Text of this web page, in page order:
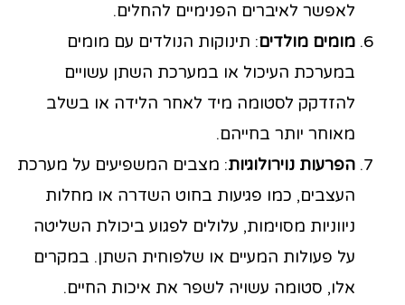
לאפשר לאיברים הפנימיים להחלים.
מומים מולדים: תינוקות הנולדים עם מומים
במערכת העיכול או במערכת השתן עשויים
להזדקק לסטומה מיד לאחר הלידה או בשלב
מאוחר יותר בחייהם.
הפרעות נוירולוגיות: מצבים המשפיעים על מערכת
העצבים, כמו פגיעות בחוט השדרה או מחלות
ניווניות מסוימות, עלולים לפגוע ביכולת השליטה
על פעולות המעיים או שלפוחית השתן. במקרים
אלו, סטומה עשויה לשפר את איכות החיים.